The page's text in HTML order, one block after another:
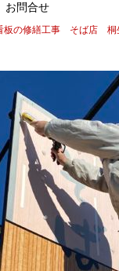
お問合せ
板の修繕工事 そば店 桐